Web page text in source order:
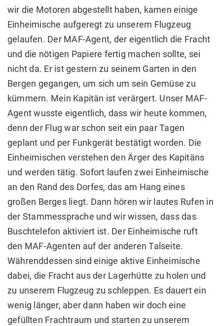
wir die Motoren abgestellt haben, kamen einige
Einheimische aufgeregt zu unserem Flugzeug
gelaufen. Der MAF-Agent, der eigentlich die Fracht
und die nötigen Papiere fertig machen sollte, sei
nicht da. Er ist gestern zu seinem Garten in den
Bergen gegangen, um sich um sein Gemüse zu
kümmern. Mein Kapitän ist verärgert. Unser MAF-
Agent wusste eigentlich, dass wir heute kommen,
denn der Flug war schon seit ein paar Tagen
geplant und per Funkgerät bestätigt worden. Die
Einheimischen verstehen den Ärger des Kapitäns
und werden tätig. Sofort laufen zwei Einheimische
an den Rand des Dorfes, das am Hang eines
großen Berges liegt. Dann hören wir lautes Rufen in
der Stammessprache und wir wissen, dass das
Buschtelefon aktiviert ist. Der Einheimische ruft
den MAF-Agenten auf der anderen Talseite.
Währenddessen sind einige aktive Einheimische
dabei, die Fracht aus der Lagerhütte zu holen und
zu unserem Flugzeug zu schleppen. Es dauert ein
wenig länger, aber dann haben wir doch eine
gefüllten Frachtraum und starten zu unserem